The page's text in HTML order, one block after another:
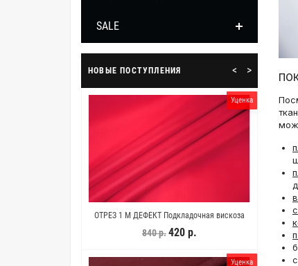
SALE
НОВЫЕ ПОСТУПЛЕНИЯ
М ДЕФЕКТ Подкладочная вискоза
ОТРЕЗ 0,35 М Костюмная шерсть Иссиня-
черная BL (17) 18032581-2
< >